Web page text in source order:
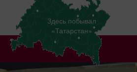
Здесь побывал
«Татарстан»